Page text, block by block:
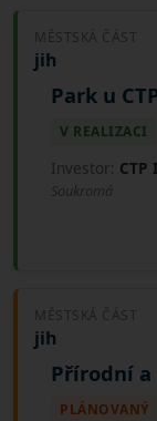
https://
partneru-
MĚSTSKÁ ČÁST
jih
Park u
V REALIZACI
Investor: CTP
Soukromá
MĚSTSKÁ ČÁST
jih
Přírodní a
PLÁNOVANÝ